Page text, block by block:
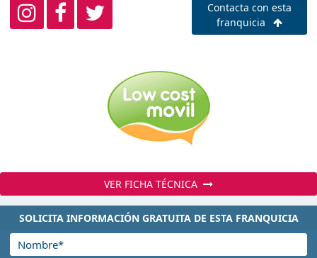
Contacta con esta
franquicia
VER FICHA TÉCNICA
SOLICITA INFORMACIÓN GRATUITA DE ESTA FRANQUICIA